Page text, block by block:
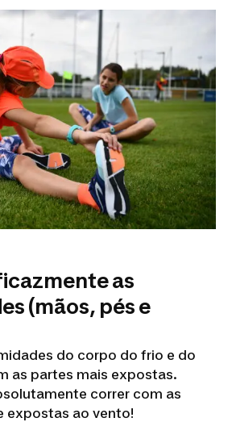
as
(mãos, pés e
do corpo do frio e do
as partes mais expostas.
correr com as
expostas ao vento!